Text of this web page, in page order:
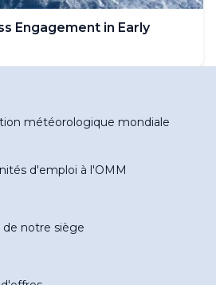
Engagement in Early
météorologique mondiale
d'emploi à l'OMM
de notre siège